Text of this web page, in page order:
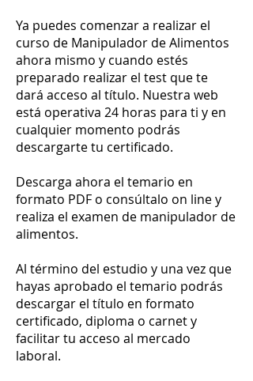
Ya puedes comenzar a realizar el
curso de Manipulador de Alimentos
ahora mismo y cuando estés
preparado realizar el test que te
dará acceso al título. Nuestra web
está operativa 24 horas para ti y en
cualquier momento podrás
descargarte tu certificado.
Descarga ahora el temario en
formato PDF o consúltalo on line y
realiza el examen de manipulador de
alimentos.
Al término del estudio y una vez que
hayas aprobado el temario podrás
descargar el título en formato
certificado, diploma o carnet y
facilitar tu acceso al mercado
laboral.